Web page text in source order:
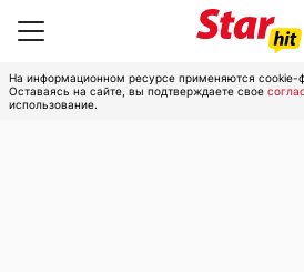
На информационном ресурсе применяются cookie-
Оставаясь на сайте, вы подтверждаете свое
использование.